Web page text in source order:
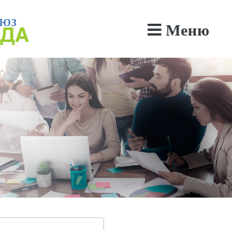
Меню